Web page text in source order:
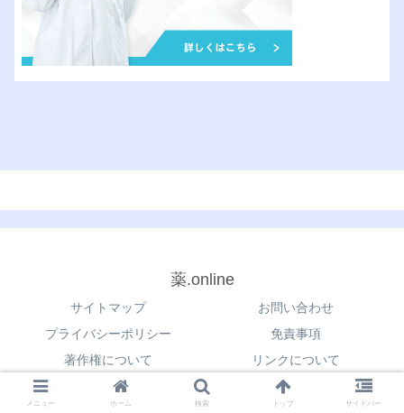
薬.online
サイトマップ
お問い合わせ
プライバシーポリシー
免責事項
著作権について
リンクについて
© 2021 薬.online.
メニュー ホーム 検索 トップ サイドバー